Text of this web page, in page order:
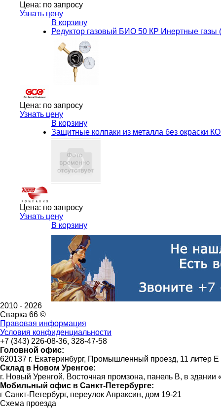
Цена: по запросу
Узнать цену
В корзину
Редуктор газовый БИО 50 КР Инертные газы
Цена: по запросу
Узнать цену
В корзину
Защитные колпаки из металла без окраски
Цена: по запросу
Узнать цену
В корзину
2010 - 2026
Сварка 66 ©
Правовая информация
Условия конфиденциальности
+7 (343) 226-08-36, 328-47-58
Головной офис:
620137 г. Екатеринбург, Промышленный проезд, 11 литер Е
Склад в Новом Уренгое:
г. Новый Уренгой, Восточная промзона, панель В, в
Мобильный офис в Санкт-Петербурге:
г Санкт-Петербург, переулок Апраксин, дом 19-21
Схема проезда